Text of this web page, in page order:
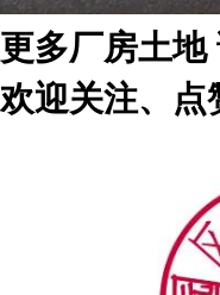
更多厂房土地
欢迎关注、点